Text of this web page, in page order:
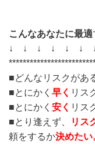
こんなあなたに最適
↓ ↓ ↓ ↓ ↓ ↓
■どんなリスクがあ
■とにかく 早く リス
■とにかく 安く リス
■とり逢えず、 リス
頼をするか決めたい